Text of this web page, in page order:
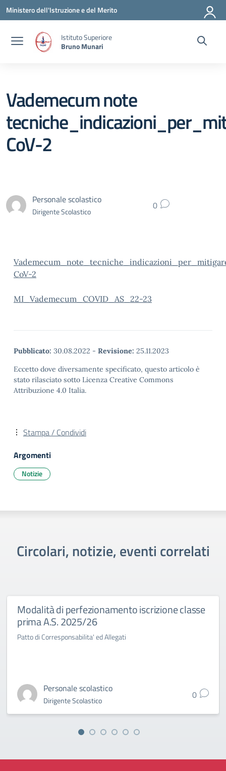
Vai ai contenuti
Vai al menu di navigazione
Vai al footer
Ministero dell'Istruzione e del Merito
Istituto Superiore
Bruno Munari
Vademecum note
CoV-2
Personale scolastico
Dirigente Scolastico 0
CoV-2
MI_Vademecum_COVID_AS_22-23
Pubblicato: 30.08.2022 - Revisione: 25.11.2023
Eccetto dove diversamente specificato, questo articolo è
stato rilasciato sotto Licenza Creative Commons
Attribuzione 4.0 Italia.
Stampa / Condividi
Argomenti
Notizie
Circolari, notizie, eventi correlati
Modalità di perfezionamento iscrizione classe
prima A.S. 2025/26
Patto di Corresponsabilita' ed Allegati
Personale scolastico
Dirigente Scolastico 0